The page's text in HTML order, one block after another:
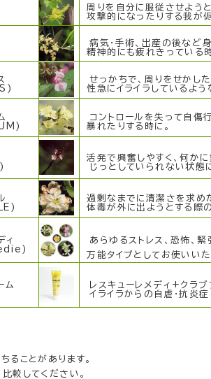
周りを自分に服従させようと
攻撃的になったりする我が
病気・手術、出産の後など
精神的にも疲れきっている
せっかちで、周りをせかした
性急にイライラしているよう
コントロールを失って自傷行
暴れたりする時に。
活発で興奮しやすく、何かに
じっとしていられない状態に
過剰なまでに清潔さを求め
体毒が外に出ようとする際
ィ
あらゆるストレス、恐怖、
万能タイプとしてお使いい
ム
レスキューレメディ+クラブ
イライラからの自虐・抗炎症
ことがあります。
してください。